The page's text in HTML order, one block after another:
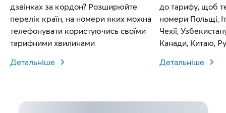
дзвінках за кордон? Розширюйте
перелік країн, на номери яких можна
телефонувати користуючись своїми
тарифними хвилинами
Детальніше
до тарифу, щоб
номери Польщі,
Чехії,
Канади, Китаю,
Детальніше